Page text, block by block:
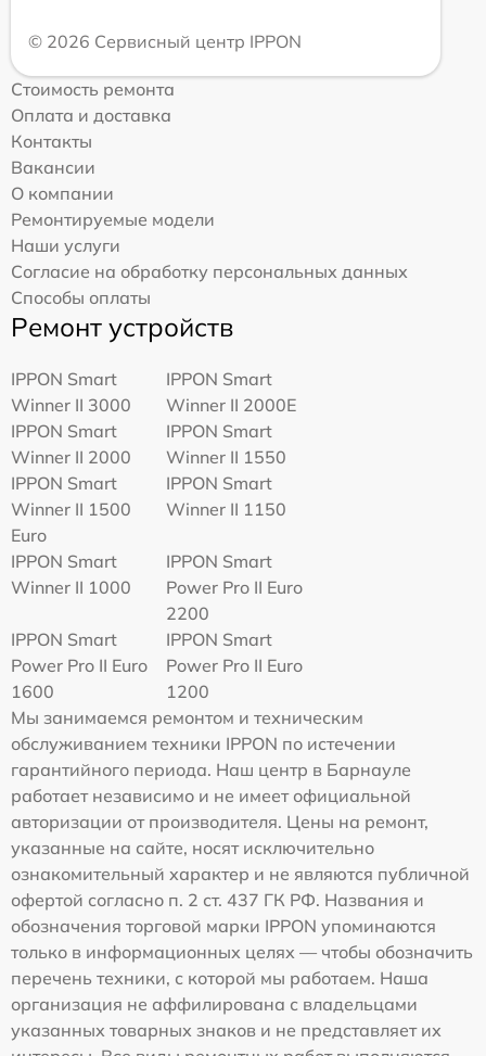
© 2026 Сервисный центр IPPON
Стоимость ремонта
Оплата и доставка
Контакты
Вакансии
О компании
Ремонтируемые модели
Наши услуги
Согласие на обработку персональных данных
Способы оплаты
Ремонт устройств
IPPON Smart
Winner II 3000
IPPON Smart
Winner II 2000E
IPPON Smart
Winner II 2000
IPPON Smart
Winner II 1550
IPPON Smart
Winner II 1500
Euro
IPPON Smart
Winner II 1150
IPPON Smart
Winner II 1000
IPPON Smart
Power Pro II Euro
2200
IPPON Smart
Power Pro II Euro
1600
IPPON Smart
Power Pro II Euro
1200
Мы занимаемся ремонтом и техническим
обслуживанием техники IPPON по истечении
гарантийного периода. Наш центр в Барнауле
работает независимо и не имеет официальной
авторизации от производителя. Цены на ремонт,
указанные на сайте, носят исключительно
ознакомительный характер и не являются публичной
офертой согласно п. 2 ст. 437 ГК РФ. Названия и
обозначения торговой марки IPPON упоминаются
только в информационных целях — чтобы обозначить
перечень техники, с которой мы работаем. Наша
организация не аффилирована с владельцами
указанных товарных знаков и не представляет их